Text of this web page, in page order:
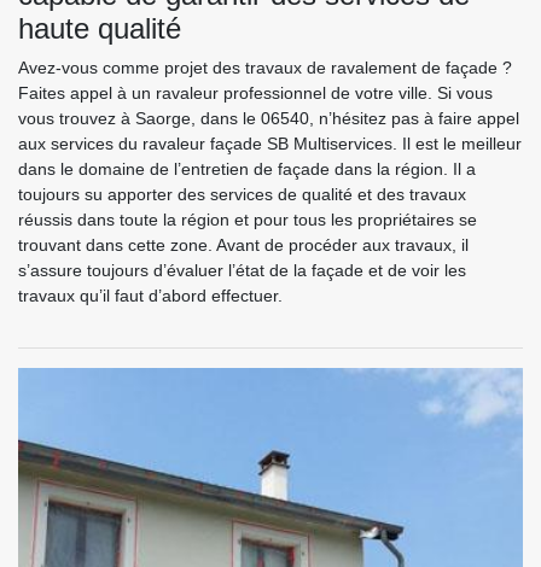
haute qualité
Avez-vous comme projet des travaux de ravalement de façade ?
Faites appel à un ravaleur professionnel de votre ville. Si vous
vous trouvez à Saorge, dans le 06540, n’hésitez pas à faire appel
aux services du ravaleur façade SB Multiservices. Il est le meilleur
dans le domaine de l’entretien de façade dans la région. Il a
toujours su apporter des services de qualité et des travaux
réussis dans toute la région et pour tous les propriétaires se
trouvant dans cette zone. Avant de procéder aux travaux, il
s’assure toujours d’évaluer l’état de la façade et de voir les
travaux qu’il faut d’abord effectuer.